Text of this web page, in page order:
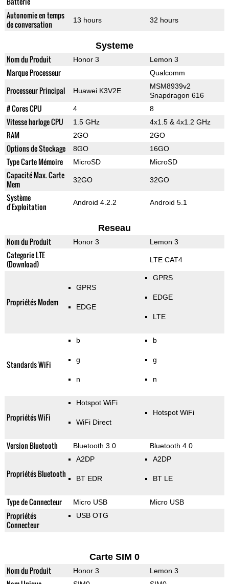
Autonomie en temps
de conversation
13 hours 32 hours
Systeme
Nom du Produit Honor 3 Lemon 3
Marque Processeur Qualcomm
Processeur Principal Huawei K3V2E
MSM8939v2
Snapdragon 616
# Cores CPU 4 8
Vitesse horloge CPU 1.5 GHz 4x1.5 & 4x1.2 GHz
RAM 2GO 2GO
Options de Stockage 8GO 16GO
Type Carte Mémoire MicroSD MicroSD
Capacité Max. Carte
Mem
32GO 32GO
Système
d'Exploitation
Android 4.2.2 Android 5.1
Reseau
Nom du Produit Honor 3 Lemon 3
Categorie LTE
(Download)
LTE CAT4
Propriétés Modem
GPRS
EDGE
GPRS
EDGE
LTE
Standards WiFi
b
g
n
b
g
n
Propriétés WiFi
Hotspot WiFi
WiFi Direct
Hotspot WiFi
Version Bluetooth Bluetooth 3.0 Bluetooth 4.0
Propriétés Bluetooth
A2DP
BT EDR
A2DP
BT LE
Type de Connecteur Micro USB Micro USB
Propriétés
Connecteur
USB OTG
Carte SIM 0
Nom du Produit Honor 3 Lemon 3